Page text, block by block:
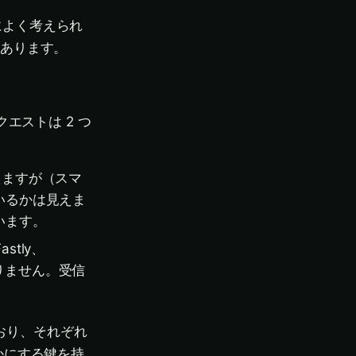
く考えられ
ります。
エストは 2 つ
すが（スマ
かは見えま
す。
、
ません。受信
り、それぞれ